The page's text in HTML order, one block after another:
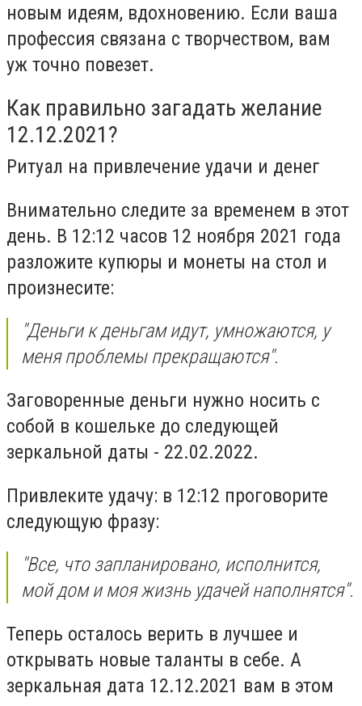
новым идеям, вдохновению. Если ваша
профессия связана с творчеством, вам
уж точно повезет.
Как правильно загадать желание
12.12.2021?
Ритуал на привлечение удачи и денег
Внимательно следите за временем в этот
день. В 12:12 часов 12 ноября 2021 года
разложите купюры и монеты на стол и
произнесите:
"Деньги к деньгам идут, умножаются, у
меня проблемы прекращаются".
Заговоренные деньги нужно носить с
собой в кошельке до следующей
зеркальной даты - 22.02.2022.
Привлеките удачу: в 12:12 проговорите
следующую фразу:
"Все, что запланировано, исполнится,
мой дом и моя жизнь удачей наполнятся".
Теперь осталось верить в лучшее и
открывать новые таланты в себе. А
зеркальная дата 12.12.2021 вам в этом